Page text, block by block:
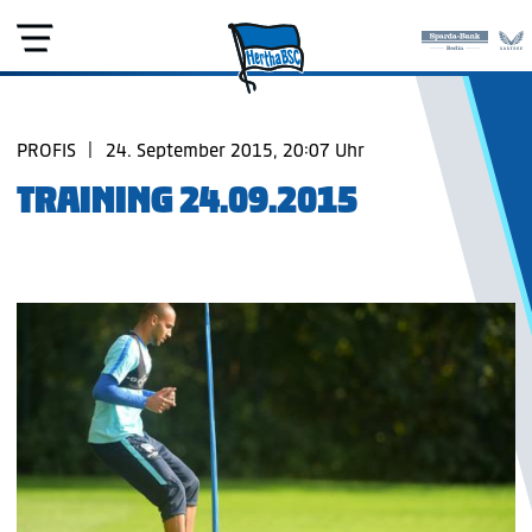
PROFIS 24. September 2015, 20:07 Uhr
TRAINING 24.09.2015